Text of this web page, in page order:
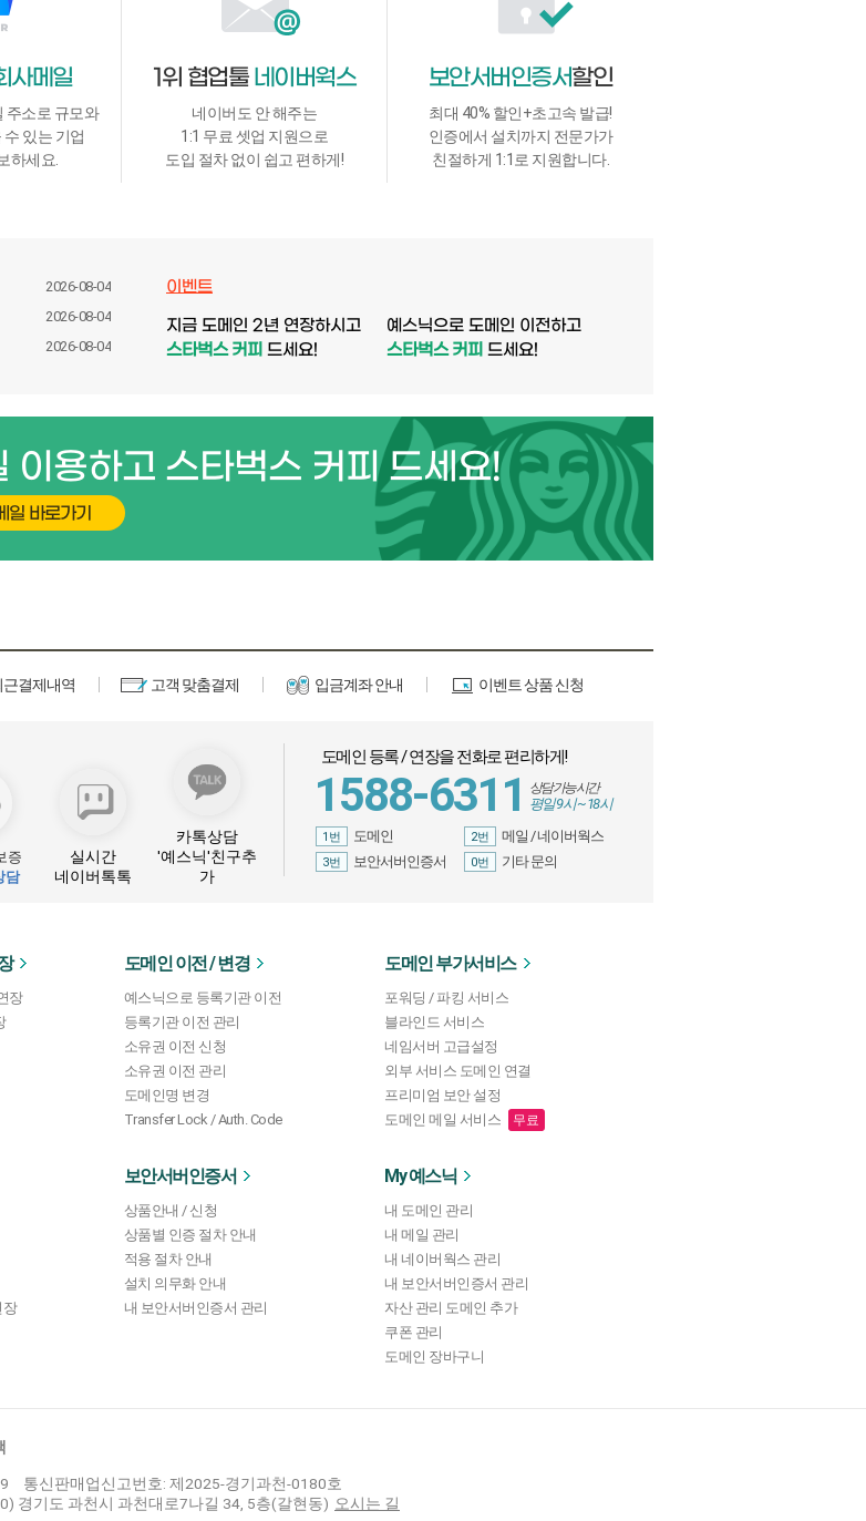
사메일
주소로 규모와
있는 기업
하세요.
1위 협업툴 네이버웍스
네이버도 안 해주는
1:1 무료 셋업 지원으로
도입 절차 없이 쉽고 편하게!
보안서버인증서할인
최대 40% 할인+초고속 발급!
인증에서 설치까지 전문가가
친절하게 1:1로 지원합니다.
2026-08-04
2026-08-04
2026-08-04
이벤트
지금 도메인 2년 연장하시고
스타벅스 커피 드세요!
예스닉으로 도메인 이전하고
스타벅스 커피 드세요!
이용하고 스타벅스 커피 드세요!
일 바로가기
근결제내역 고객 맞춤결제 입금계좌 안내 이벤트 상품 신청
증
담
실시간
네이버톡톡
카톡상담
'예스닉'친구추
가
도메인 등록 / 연장을 전화로 편리하게!
1588-6311 상담가능시간
평일 9시 ~ 18시
1번 도메인 2번 메일 / 네이버웍스
3번 보안서버인증서 0번 기타 문의
장
도메인 이전 / 변경
예스닉으로 등록기관 이전
등록기관 이전 관리
소유권 이전 신청
소유권 이전 관리
도메인명 변경
Transfer Lock / Auth. Code
도메인 부가서비스
포워딩 / 파킹 서비스
블라인드 서비스
네임서버 고급설정
외부 서비스 도메인 연결
프리미엄 보안 설정
도메인 메일 서비스
무료
장
보안서버인증서
상품안내 / 신청
상품별 인증 절차 안내
적용 절차 안내
설치 의무화 안내
내 보안서버인증서 관리
My 예스닉
내 도메인 관리
내 메일 관리
내 네이버웍스 관리
내 보안서버인증서 관리
자산 관리 도메인 추가
쿠폰 관리
도메인 장바구니
통신판매업신고번호: 제2025-경기과천-0180호
경기도 과천시 과천대로7나길 34, 5층(갈현동) 오시는 길